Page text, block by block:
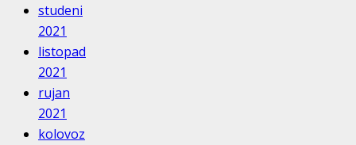
studeni
2021
listopad
2021
rujan
2021
kolovoz